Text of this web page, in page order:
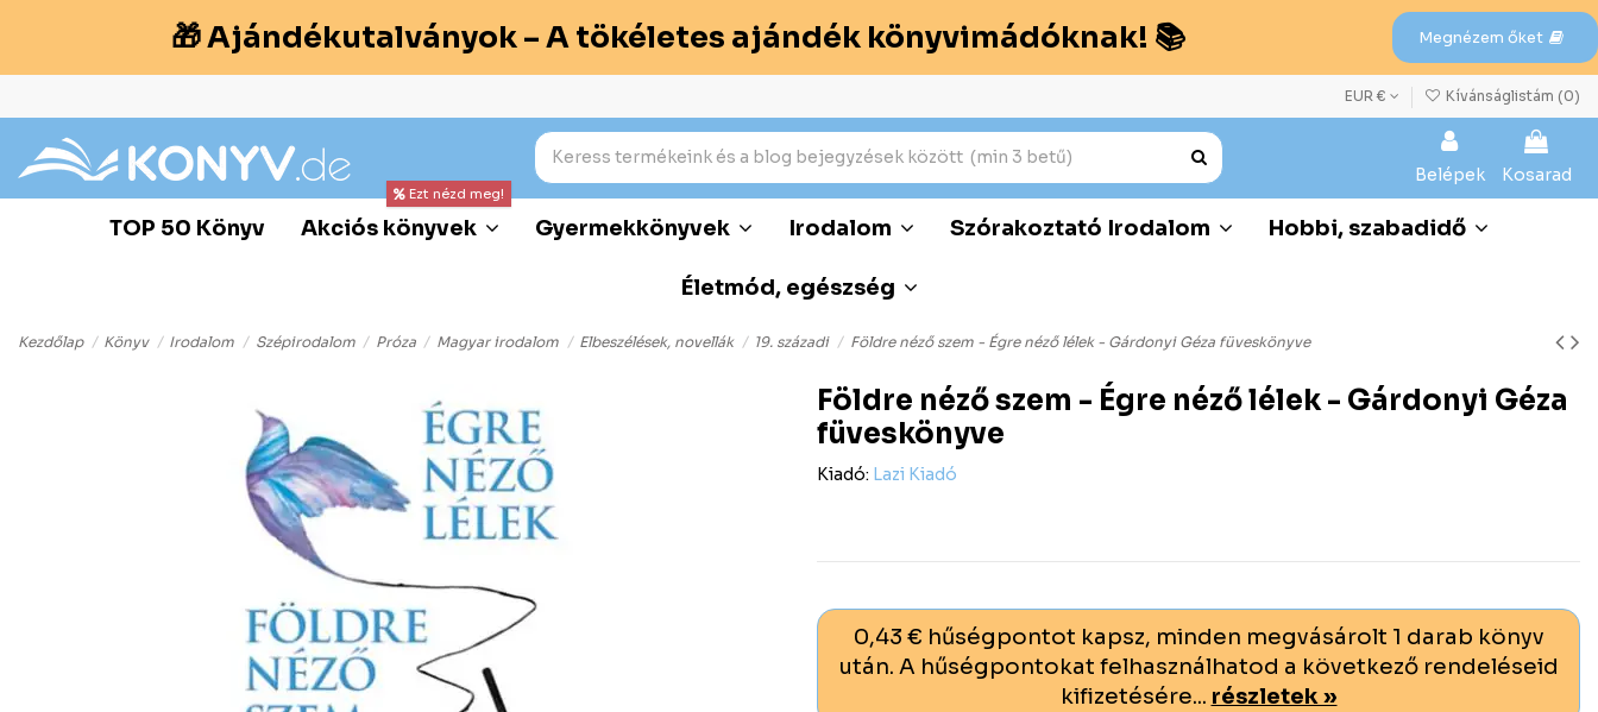
🎁 Ajándékutalványok – A tökéletes ajándék könyvimádóknak! 📚 Megnézem őket
EUR € Kívánságlistám (0)
Belépek Kosarad
TOP 50 Könyv Akciós könyvek
Ezt nézd meg!
Gyermekkönyvek Irodalom Szórakoztató Irodalom Hobbi, szabadidő
Életmód, egészség
Kezdőlap Könyv Irodalom Szépirodalom Próza Magyar irodalom Elbeszélések, novellák 19. századi Földre néző szem - Égre néző lélek - Gárdonyi Géza füveskönyve
Földre néző szem - Égre néző lélek - Gárdonyi Géza
füveskönyve
Kiadó: Lazi Kiadó
0,43 € hűségpontot kapsz, minden megvásárolt 1 darab könyv
után. A hűségpontokat felhasználhatod a következő rendeléseid
kifizetésére... részletek »